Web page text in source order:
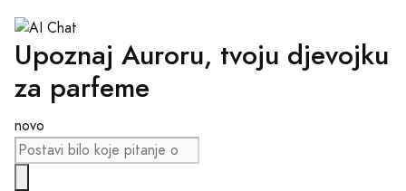
Upoznaj Auroru, tvoju djevojku
za parfeme
novo